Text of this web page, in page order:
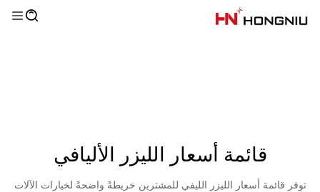
قائمة أسعار الليزر الأليافي
توفر قائمة أسعار الليزر الليفي للمشترين خريطةً واضحةً لخيارات الآلات